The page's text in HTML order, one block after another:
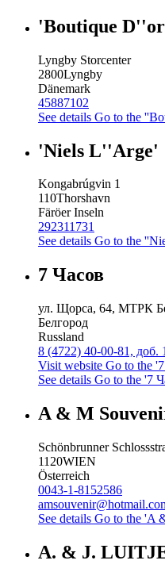
'Boutique
Lyngby Storcenter
2800Lyngby
Dänemark
45887102
See details Go to the
'Niels L''Arge'
Kongabrúgvin 1
110Thorshavn
Färöer Inseln
292311731
See details Go to the
7 Часов
ул. Щорса, 64, МТРК
Белгород
Russland
8 (4722) 40-00-81, доб.
Visit website Go to the
See details Go to the '7
A & M
Schönbrunner
1120WIEN
Österreich
0043-1-8152586
See details Go to the 'A
A. & J.